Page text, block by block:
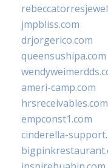
jmpbliss.com
drjorgerico.com
queensushipa.com
ameri-camp.com
hrsreceivables.com
empconst1.com
cinderella-